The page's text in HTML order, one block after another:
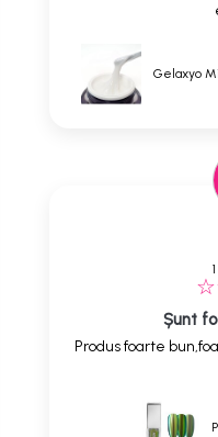
Gelaxyo
Șunt
Produs foarte